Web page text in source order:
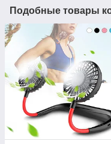
Подобные товары